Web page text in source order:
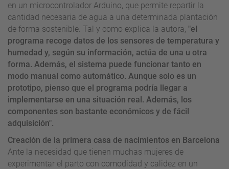
en un microcontrolador Arduino, que permite repartir la
cantidad necesaria de agua a una determinada plantación
de forma sostenible. Tal y como explica la autora, "el
programa recoge datos de los sensores de temperatura y
humedad y, según su información, actúa de una u otra
forma. Además, el sistema puede funcionar tanto en
modo manual como automático. Aunque solo es un
prototipo, pienso que el programa podría llegar a
implementarse en una situación real. Además, los
componentes son bastante económicos y de fácil
adquisición".
Creación de la primera casa de nacimientos en Barcelona
Ante la necesidad que tienen muchas mujeres de
experimentar el parto con comodidad y calidez en un